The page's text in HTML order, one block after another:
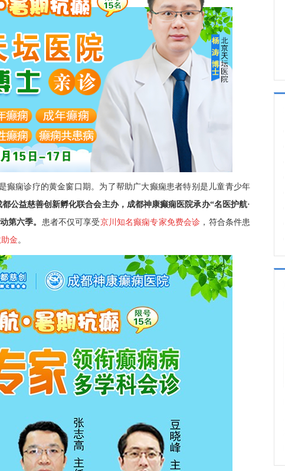
癫痫诊疗的黄金窗口期。为了帮助广大癫痫患者特别是儿童青少年
都公益慈善创新孵化联合会主办， 成都神康癫痫医院承办“名医护航·
第六季。 患者不仅可享受京川知名癫痫专家免费会诊 ，符合条件患
金。